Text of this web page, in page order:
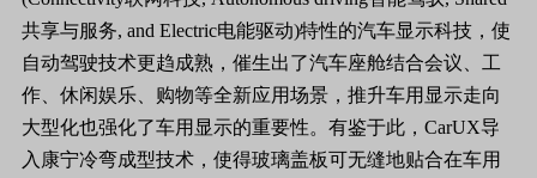
共享与服务, and Electric电能驱动)特性的汽车显示科技，使
自动驾驶技术更趋成熟，催生出了汽车座舱结合会议、工
作、休闲娱乐、购物等全新应用场景，推升车用显示走向
大型化也强化了车用显示的重要性。有鉴于此，CarUX导
入康宁冷弯成型技术，使得玻璃盖板可无缝地贴合在车用